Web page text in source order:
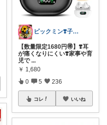
ピックミン❣️子育てパパママ応援グッズ
【数量限定1680円🉐】❣️耳
が痛くなりにくい❣️家事や育
児で ...
￥ 1,680
0 5 236
コレ いいね